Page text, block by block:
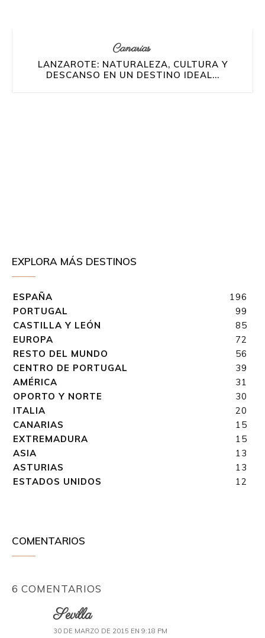
Canarias
LANZAROTE: NATURALEZA, CULTURA Y
DESCANSO EN UN DESTINO IDEAL...
EXPLORA MÁS DESTINOS
ESPAÑA
196
PORTUGAL
99
CASTILLA Y LEÓN
85
EUROPA
72
RESTO DEL MUNDO
56
CENTRO DE PORTUGAL
39
AMÉRICA
31
OPORTO Y NORTE
30
ITALIA
20
CANARIAS
15
EXTREMADURA
15
ASIA
13
ASTURIAS
13
ESTADOS UNIDOS
12
COMENTARIOS
6 COMENTARIOS
Sevilla
30 DE MARZO DE 2015 EN 9:18 PM